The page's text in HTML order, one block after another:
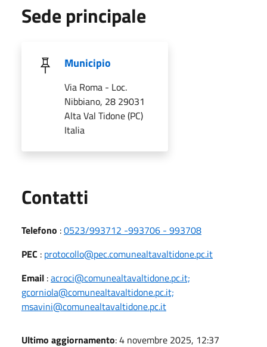
Sede principale
Municipio
Via Roma - Loc.
Nibbiano, 28 29031
Alta Val Tidone (PC)
Italia
Contatti
Telefono :0523/993712 -993706 - 993708
PEC : protocollo@pec.comunealtavaltidone.pc.it
Email :acroci@comunealtavaltidone.pc.it;
gcorniola@comunealtavaltidone.pc.it;
msavini@comunealtavaltidone.pc.it
Ultimo aggiornamento: 4 novembre 2025, 12:37